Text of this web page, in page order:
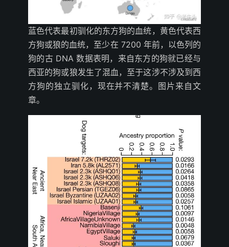
蓝色代表最初驯化的东方狗的血统，黄色代表西
方狗或狼的血统，至少在 7200 年前，以色列的
狗的古 DNA 数据表明，来自东方的狗就已经与
西亚的狗或狼发生了混血，至于这涉不涉及到西
方狗的独立驯化，现在并不清楚。图片来自文
章。